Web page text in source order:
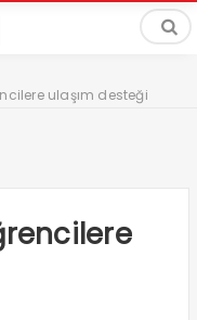
ulaşım desteği